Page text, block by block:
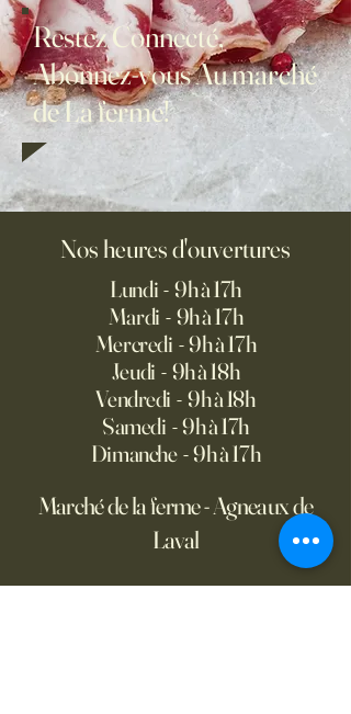
Restez Connecté,
Abonnez-vous Au marché
de La ferme!
Nos heures d'ouvertures
Lundi - 9h à 17h
Mardi - 9h à 17h
Mercredi - 9h à 17h
Jeudi - 9h à 18h
Vendredi - 9h à 18h
Samedi - 9h à 17h
Dimanche - 9h à 17h
Marché de la ferme - Agneaux de
Laval